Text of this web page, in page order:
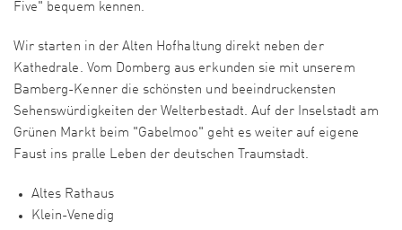
Five" bequem kennen.
Wir starten in der Alten Hofhaltung direkt neben der
Kathedrale. Vom Domberg aus erkunden sie mit unserem
Bamberg-Kenner die schönsten und beeindruckensten
Sehenswürdigkeiten der Welterbestadt. Auf der Inselstadt am
Grünen Markt beim "Gabelmoo" geht es weiter auf eigene
Faust ins pralle Leben der deutschen Traumstadt.
Altes Rathaus
Klein-Venedig